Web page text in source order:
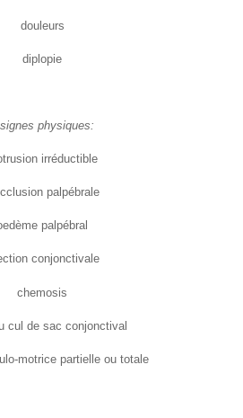
douleurs
diplopie
physiques:
irréductible
palpébrale
palpébral
conjonctivale
chemosis
cul de sac conjonctival
motrice partielle ou totale